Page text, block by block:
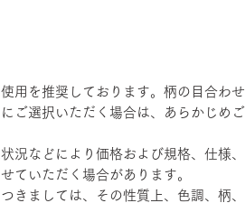
用を推奨しております。柄の目合わせ
ご選択いただく場合は、あらかじめご
況などにより価格および規格、仕様、
ていただく場合があります。
きましては、その性質上、色調、柄、